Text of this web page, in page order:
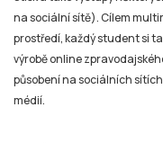
na sociální sítě). Cílem
prostředí, každý student si
výrobě online
působení na sociálních
médií.